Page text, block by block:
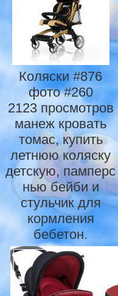
Коляски #876
фото #260
2123 просмотров
манеж кровать
томас, купить
летнюю коляску
детскую, памперс
нью бейби и
стульчик для
кормления
бебетон.